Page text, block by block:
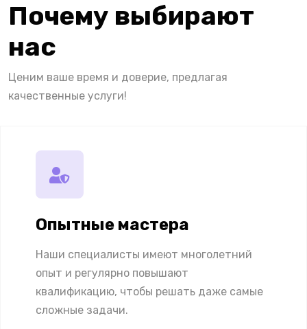
Почему выбирают
нас
Ценим ваше время и доверие, предлагая
качественные услуги!
Опытные мастера
Наши специалисты имеют многолетний
опыт и регулярно повышают
квалификацию, чтобы решать даже самые
сложные задачи.